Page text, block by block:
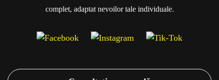
complet, adaptat nevoilor tale individuale.